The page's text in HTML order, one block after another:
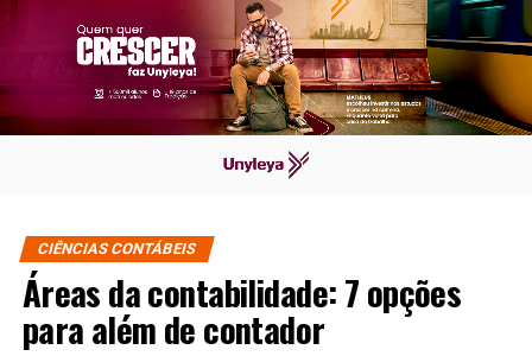
CIÊNCIAS CONTÁBEIS
Áreas da contabilidade: 7 opções
para além de contador